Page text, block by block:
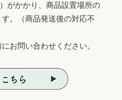
がかかり、商品設置場所の
。（商品発送後の対応不
お問い合わせください。